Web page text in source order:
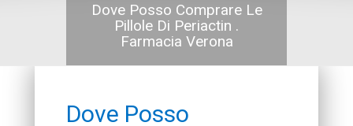
Dove Posso Comprare Le
Pillole Di Periactin .
Farmacia Verona
Dove Posso